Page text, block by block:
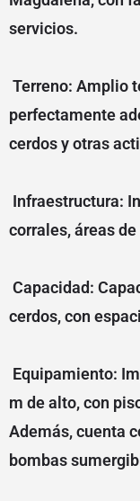
servicios.
Terreno: Amplio
perfectamente
cerdos y otras
Infraestructura:
corrales, áreas
Capacidad:
cerdos, con
Equipamiento:
m de alto, con
Además, cuenta
bombas